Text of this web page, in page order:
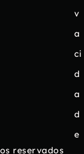
v
a
ci
d
a
d
e
reservados